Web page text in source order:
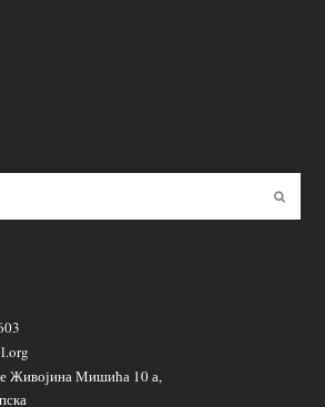
Живојина Мишића 10 а,